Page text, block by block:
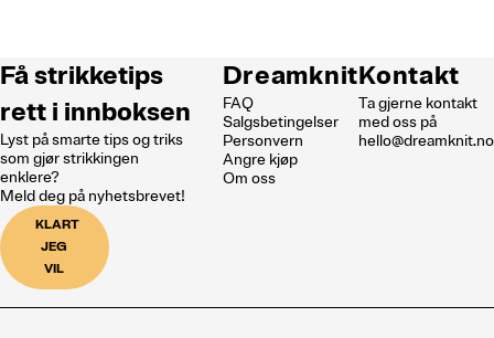
Få strikketips
rett i innboksen
Lyst på smarte tips og triks
som gjør strikkingen
enklere?
Meld deg på nyhetsbrevet!
KLART
JEG
VIL
Dreamknit
FAQ
Salgsbetingelser
Personvern
Angre kjøp
Om oss
Kontakt
Ta gjerne kontakt
med oss på
hello@dreamknit.no